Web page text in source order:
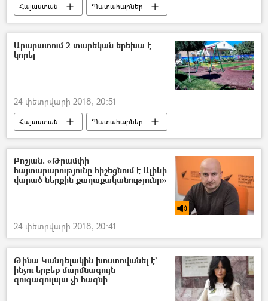
Հայաստան Պատահարներ
Արարատում 2 տարեկան երեխա է
կորել
24 փետրվարի 2018, 20:51
Հայաստան Պատահարներ
Բոշյան. «Թրամփի
հայտարարությունը հիշեցնում է Ալիևի
վարած ներքին քաղաքականությունը»
24 փետրվարի 2018, 20:41
Թինա Կանդելակին խոստովանել է`
ինչու երբեք մարմնագույն
զուգագուլպա չի հագնի